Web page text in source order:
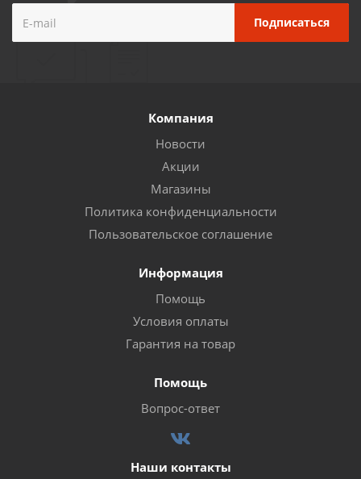
Компания
Новости
Акции
Магазины
Политика конфиденциальности
Пользовательское соглашение
Информация
Помощь
Условия оплаты
Гарантия на товар
Помощь
Вопрос-ответ
Наши контакты